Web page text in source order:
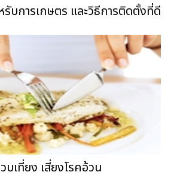
รับการเกษตร และวิธีการติดตั้งที่ดี
บเที่ยง เสี่ยงโรคอ้วน